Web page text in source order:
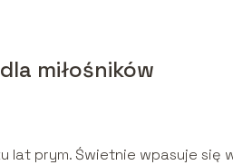
miłośników
lat prym. Świetnie wpasuje się